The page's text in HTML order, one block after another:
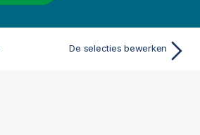
De selecties bewerken